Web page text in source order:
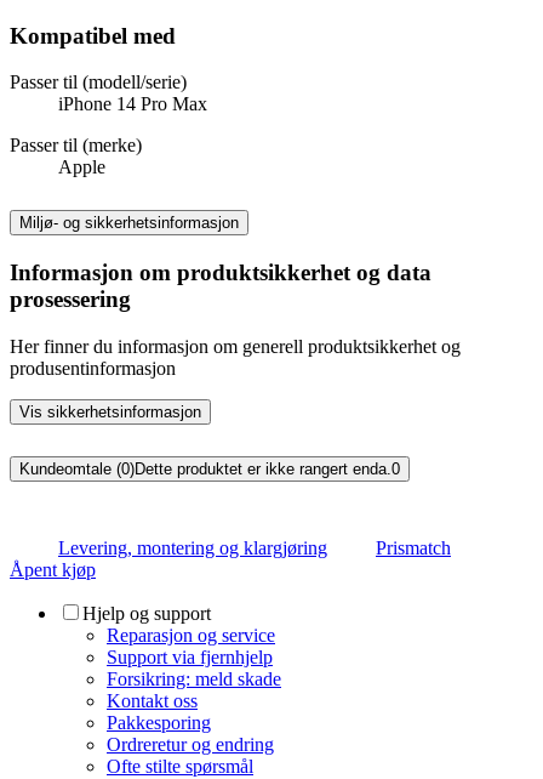
Kompatibel med
Passer til (modell/serie)
iPhone 14 Pro Max
Passer til (merke)
Apple
Miljø- og sikkerhetsinformasjon
Informasjon om produktsikkerhet og data
prosessering
Her finner du informasjon om generell produktsikkerhet og
produsentinformasjon
Vis sikkerhetsinformasjon
Kundeomtale (0)Dette produktet er ikke rangert enda. 0
Levering, montering og klargjøring
Prismatch
Åpent kjøp
Hjelp og support
Reparasjon og service
Support via fjernhjelp
Forsikring: meld skade
Kontakt oss
Pakkesporing
Ordreretur og endring
Ofte stilte spørsmål